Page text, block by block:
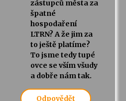
zástupců města za
špatné
hospodaření
LTRN? A že jim za
to ještě platíme?
To jsme tedy tupé
ovce se vším všudy
a dobře nám tak.
Odpovědět